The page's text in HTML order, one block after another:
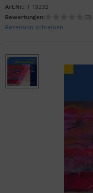
Art.Nr.: T 13232
Bewertungen:
(0)
Rezension schreiben